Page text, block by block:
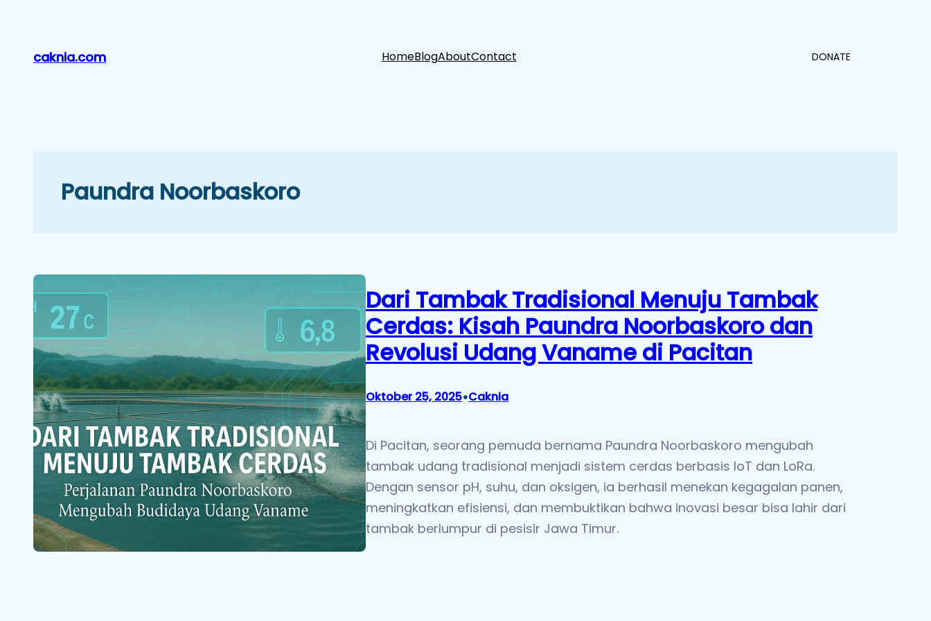
kontencaknia.com HomeBlogAboutContact DONATE
Paundra Noorbaskoro
Dari Tambak Tradisional Menuju Tambak
Cerdas: Kisah Paundra Noorbaskoro dan
Revolusi Udang Vaname di Pacitan
Oktober 25, 2025•Caknia
Di Pacitan, seorang pemuda bernama Paundra Noorbaskoro mengubah
tambak udang tradisional menjadi sistem cerdas berbasis IoT dan LoRa.
Dengan sensor pH, suhu, dan oksigen, ia berhasil menekan kegagalan panen,
meningkatkan efisiensi, dan membuktikan bahwa inovasi besar bisa lahir dari
tambak berlumpur di pesisir Jawa Timur.